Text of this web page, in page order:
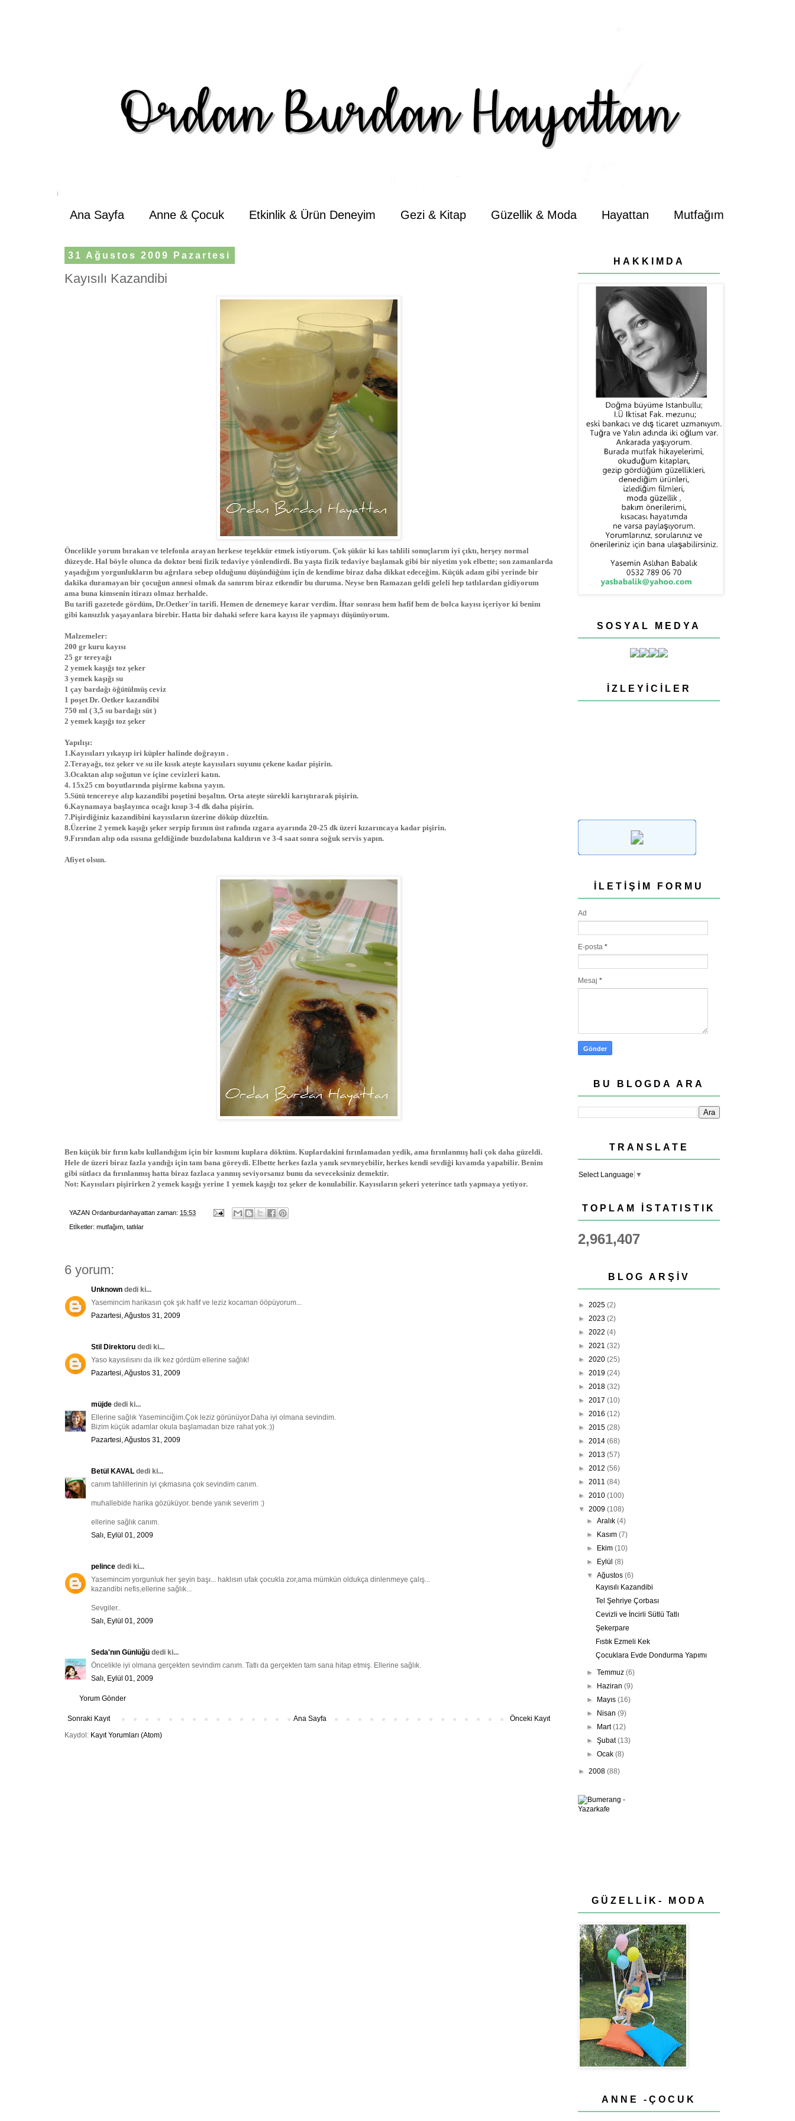
Ana Sayfa Anne & Çocuk Etkinlik & Ürün Deneyim Gezi & Kitap Güzellik & Moda Hayattan Mutfağım
31 Ağustos 2009 Pazartesi
Kayısılı Kazandibi
Öncelikle yorum bırakan ve telefonla arayan herkese teşekkür etmek istiyorum. Çok şükür ki kas tahlili sonuçlarım iyi çıktı, herşey normal
düzeyde. Hal böyle olunca da doktor beni fizik tedaviye yönlendirdi. Bu yaşta fizik tedaviye başlamak gibi bir niyetim yok elbette; son zamanlarda
yaşadığım yorgunlukların bu ağrılara sebep olduğunu düşündüğüm için de kendime biraz daha dikkat edeceğim. Küçük adam gibi yerinde bir
dakika duramayan bir çocuğun annesi olmak da sanırım biraz etkendir bu duruma. Neyse ben Ramazan geldi geleli hep tatlılardan gidiyorum
ama buna kimsenin itirazı olmaz herhalde.
Bu tarifi gazetede gördüm, Dr.Oetker'in tarifi. Hemen de denemeye karar verdim. İftar sonrası hem hafif hem de bolca kayısı içeriyor ki benim
gibi kansızlık yaşayanlara birebir. Hatta bir dahaki sefere kara kayısı ile yapmayı düşünüyorum.
Malzemeler:
200 gr kuru kayısı
25 gr tereyağı
2 yemek kaşığı toz şeker
3 yemek kaşığı su
1 çay bardağı öğütülmüş ceviz
1 poşet Dr. Oetker kazandibi
750 ml ( 3,5 su bardağı süt )
2 yemek kaşığı toz şeker
Yapılışı:
1.Kayısıları yıkayıp iri küpler halinde doğrayın .
2.Terayağı, toz şeker ve su ile kısık ateşte kayısıları suyunu çekene kadar pişirin.
3.Ocaktan alıp soğutun ve içine cevizleri katın.
4. 15x25 cm boyutlarında pişirme kabına yayın.
5.Sütü tencereye alıp kazandibi poşetini boşaltın. Orta ateşte sürekli karıştırarak pişirin.
6.Kaynamaya başlayınca ocağı kısıp 3-4 dk daha pişirin.
7.Pişirdiğiniz kazandibini kayısıların üzerine döküp düzeltin.
8.Üzerine 2 yemek kaşığı şeker serpip fırının üst rafında ızgara ayarında 20-25 dk üzeri kızarıncaya kadar pişirin.
9.Fırından alıp oda ısısına geldiğinde buzdolabına kaldırın ve 3-4 saat sonra soğuk servis yapın.
Afiyet olsun.
Ben küçük bir fırın kabı kullandığım için bir kısmını kuplara döktüm. Kuplardakini fırınlamadan yedik, ama fırınlanmış hali çok daha güzeldi.
Hele de üzeri biraz fazla yandığı için tam bana göreydi. Elbette herkes fazla yanık sevmeyebilir, herkes kendi sevdiği kıvamda yapabilir. Benim
gibi sütlacı da fırınlanmış hatta biraz fazlaca yanmış seviyorsanız bunu da seveceksiniz demektir.
Not: Kayısıları pişirirken 2 yemek kaşığı yerine 1 yemek kaşığı toz şeker de konulabilir. Kayısıların şekeri yeterince tatlı yapmaya yetiyor.
YAZAN Ordanburdanhayattan zaman: 15:53
Etİketler: mutfağım tatlılar
6 yorum:
Unknown dedi ki...
Yasemincim harikasın çok şık hafif ve leziz kocaman ööpüyorum...
Pazartesi, Ağustos 31, 2009
Stil Direktoru dedi ki...
Yaso kayısılısını da ilk kez gördüm ellerine sağlık!
Pazartesi, Ağustos 31, 2009
müjde dedi ki...
Ellerine sağlık Yaseminciğim.Çok leziz görünüyor.Daha iyi olmana sevindim.
Bizim küçük adamlar okula başlamadan bize rahat yok.:))
Pazartesi, Ağustos 31, 2009
Betül KAVAL dedi ki...
canım tahlillerinin iyi çıkmasına çok sevindim canım.
muhallebide harika gözüküyor. bende yanık severim :)
ellerine sağlık canım.
Salı, Eylül 01, 2009
pelince dedi ki...
Yasemincim yorgunluk her şeyin başı... haklısın ufak çocukla zor,ama mümkün oldukça dinlenmeye çalış...
kazandibi nefis,ellerine sağlık...
Sevgiler..
Salı, Eylül 01, 2009
Seda'nın Günlüğü dedi ki...
Öncelikle iyi olmana gerçekten sevindim canım. Tatlı da gerçekten tam sana hitap etmiş. Ellerine sağlık.
Salı, Eylül 01, 2009
Yorum Gönder
Sonraki Kayıt Önceki Kayıt
Ana Sayfa
Kaydol: Kayıt Yorumları (Atom)
HAKKIMDA
SOSYAL MEDYA
İZLEYICILER
İLETIŞIM FORMU
Ad
E-posta *
Mesaj *
BU BLOGDA ARA
TRANSLATE
Select Language ▼
TOPLAM İSTATISTIK
2,961,407
BLOG ARŞIV
► 2025 (2)
► 2023 (2)
► 2022 (4)
► 2021 (32)
► 2020 (25)
► 2019 (24)
► 2018 (32)
► 2017 (10)
► 2016 (12)
► 2015 (28)
► 2014 (68)
► 2013 (57)
► 2012 (56)
► 2011 (84)
► 2010 (100)
▼ 2009 (108)
►Aralık(4)
► Kasım(7)
► Ekim(10)
► Eylül(8)
▼Ağustos(6)
Kayısılı Kazandibi
Tel Şehriye Çorbası
Cevizli ve İncirli Sütlü Tatlı
Şekerpare
Fıstık Ezmeli Kek
Çocuklara Evde Dondurma Yapımı
►Temmuz(6)
► Haziran(9)
► Mayıs(16)
► Nisan(9)
► Mart(12)
►Şubat(13)
►Ocak(8)
► 2008 (88)
GÜZELLİK- MODA
ANNE -ÇOCUK